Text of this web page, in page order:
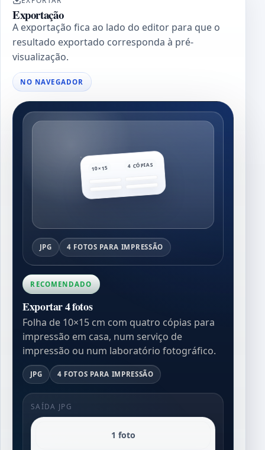
Exportação
A exportação fica ao lado do editor para que o
resultado exportado corresponda à pré-
visualização.
NO NAVEGADOR
10×15 4 CÓPIAS
JPG 4 FOTOS PARA IMPRESSÃO
RECOMENDADO
Exportar 4 fotos
Folha de 10×15 cm com quatro cópias para
impressão em casa, num serviço de
impressão ou num laboratório fotográfico.
JPG 4 FOTOS PARA IMPRESSÃO
SAÍDA JPG
1 foto